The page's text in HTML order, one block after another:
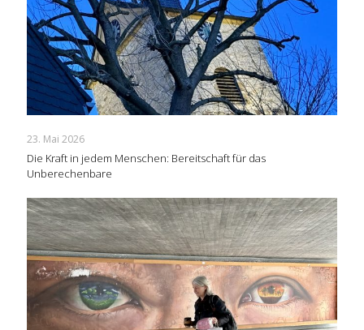
23. Mai 2026
Die Kraft in jedem Menschen: Bereitschaft für das
Unberechenbare